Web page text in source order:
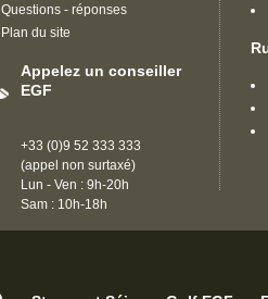
Questions - réponses
Plan du site
Appelez un conseiller
EGF
+33 (0)9 52 333 333
(appel non surtaxé)
Lun - Ven : 9h-20h
Sam : 10h-18h